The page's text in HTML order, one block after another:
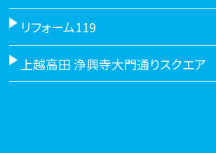
リフォーム119
上越高田 浄興寺大門通りスクエア